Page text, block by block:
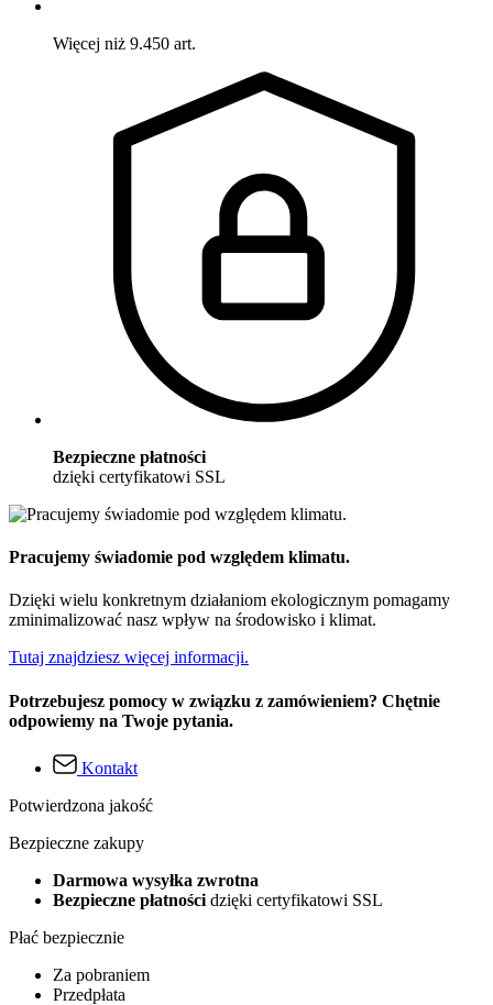
Więcej niż 9.450 art.
Bezpieczne płatności
dzięki certyfikatowi SSL
Pracujemy świadomie pod względem klimatu.
Dzięki wielu konkretnym działaniom ekologicznym pomagamy
zminimalizować nasz wpływ na środowisko i klimat.
Tutaj znajdziesz więcej informacji.
Potrzebujesz pomocy w związku z zamówieniem? Chętnie
odpowiemy na Twoje pytania.
Kontakt
Potwierdzona jakość
Bezpieczne zakupy
Darmowa wysyłka zwrotna
Bezpieczne płatności dzięki certyfikatowi SSL
Płać bezpiecznie
Za pobraniem
Przedpłata